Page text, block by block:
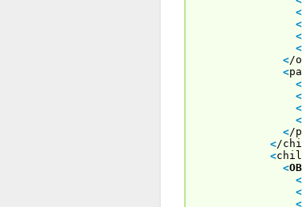
<
<
<
<
</
<
<
<
<
<
</
</
<
<
<
<
<